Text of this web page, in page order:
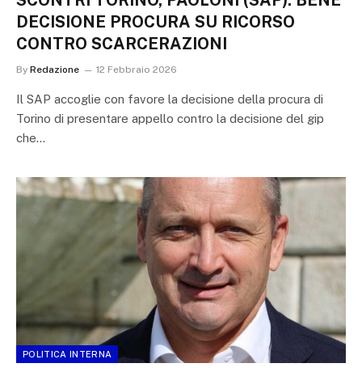
DECISIONE PROCURA SU RICORSO
CONTRO SCARCERAZIONI
By Redazione 12 Febbraio 2026
Il SAP accoglie con favore la decisione della procura di
Torino di presentare appello contro la decisione del gip
che…
POLITICA INTERNA